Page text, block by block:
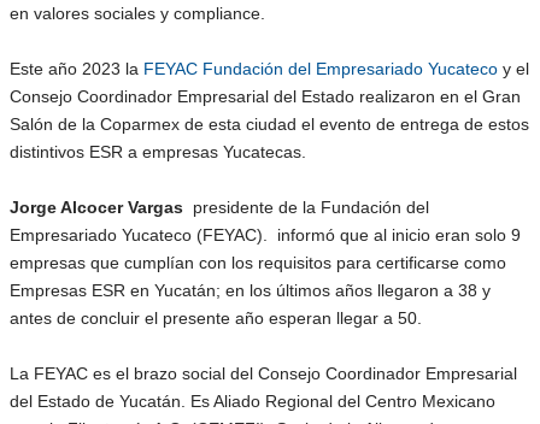
en valores sociales y compliance.
Este año 2023 la FEYAC Fundación del Empresariado Yucateco y el
Consejo Coordinador Empresarial del Estado realizaron en el Gran
Salón de la Coparmex de esta ciudad el evento de entrega de estos
distintivos ESR a empresas Yucatecas.
Jorge Alcocer Vargas presidente de la Fundación del
Empresariado Yucateco (FEYAC). informó que al inicio eran solo 9
empresas que cumplían con los requisitos para certificarse como
Empresas ESR en Yucatán; en los últimos años llegaron a 38 y
antes de concluir el presente año esperan llegar a 50.
La FEYAC es el brazo social del Consejo Coordinador Empresarial
del Estado de Yucatán. Es Aliado Regional del Centro Mexicano